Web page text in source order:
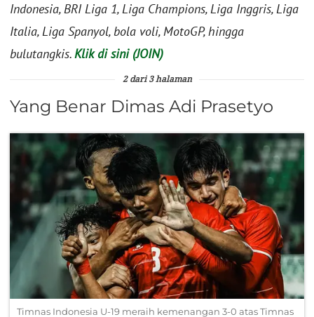
Indonesia, BRI Liga 1, Liga Champions, Liga Inggris, Liga
Italia, Liga Spanyol, bola voli, MotoGP, hingga
bulutangkis.Klik di sini (JOIN)
2 dari 3 halaman
Yang Benar Dimas Adi Prasetyo
Timnas Indonesia U-19 meraih kemenangan 3-0 atas Timnas